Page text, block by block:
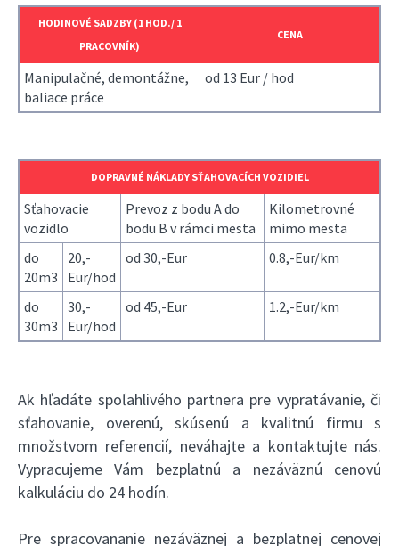
HODINOVÉ SADZBY (1 HOD./ 1
PRACOVNÍK)
CENA
Manipulačné, demontážne,
baliace práce
od 13 Eur / hod
DOPRAVNÉ NÁKLADY SŤAHOVACÍCH VOZIDIEL
Sťahovacie
vozidlo
Prevoz z bodu A do
bodu B v rámci mesta
Kilometrovné
mimo mesta
do
20m3
20,-
Eur/hod
od 30,-Eur 0.8,-Eur/km
do
30m3
30,-
Eur/hod
od 45,-Eur 1.2,-Eur/km
Ak hľadáte spoľahlivého partnera pre vypratávanie, či
sťahovanie, overenú, skúsenú a kvalitnú firmu s
množstvom referencií, neváhajte a kontaktujte nás.
Vypracujeme Vám bezplatnú a nezáväznú cenovú
kalkuláciu do 24 hodín.
Pre spracovananie nezáväznej a bezplatnej cenovej